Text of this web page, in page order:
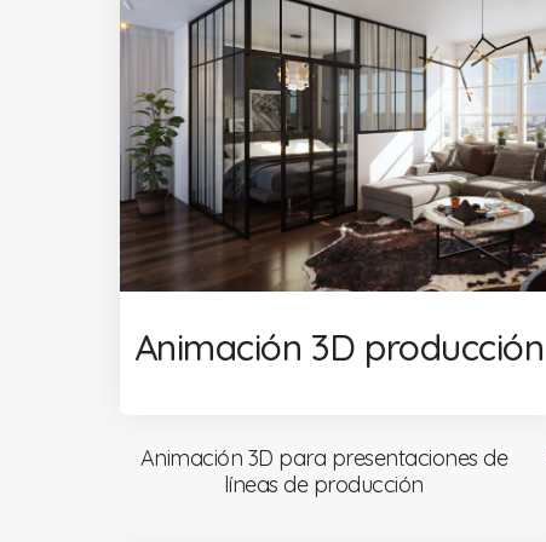
Animación 3D producción
Animación 3D para presentaciones de
líneas de producción